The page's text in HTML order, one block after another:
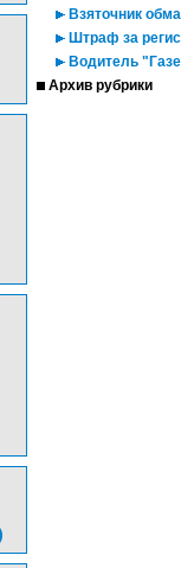
Взяточник
Штраф за
Водитель
Архив рубрики